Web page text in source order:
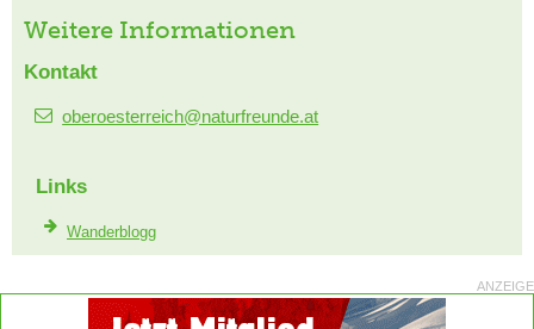
Weitere Informationen
Kontakt
oberoesterreich@naturfreunde.at
Links
Wanderblogg
ANZEIGE